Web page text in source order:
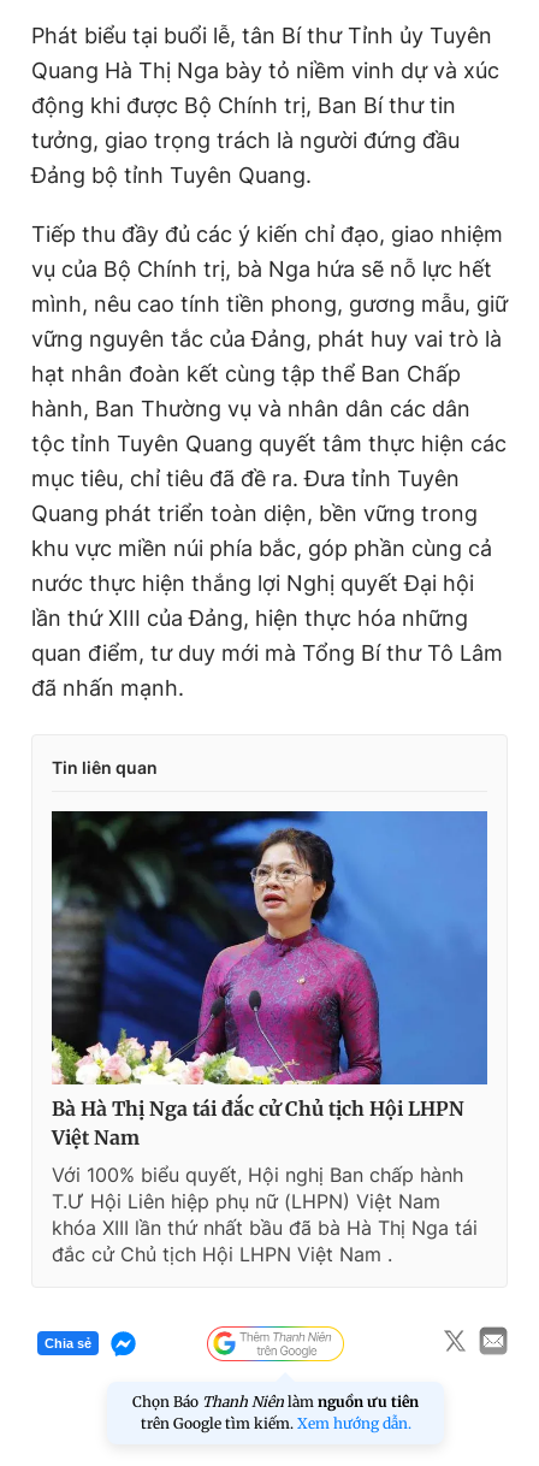
Phát biểu tại buổi lễ, tân Bí thư Tỉnh ủy Tuyên
Quang Hà Thị Nga bày tỏ niềm vinh dự và xúc
động khi được Bộ Chính trị, Ban Bí thư tin
tưởng, giao trọng trách là người đứng đầu
Đảng bộ tỉnh Tuyên Quang.
Tiếp thu đầy đủ các ý kiến chỉ đạo, giao nhiệm
vụ của Bộ Chính trị, bà Nga hứa sẽ nỗ lực hết
mình, nêu cao tính tiền phong, gương mẫu, giữ
vững nguyên tắc của Đảng, phát huy vai trò là
hạt nhân đoàn kết cùng tập thể Ban Chấp
hành, Ban Thường vụ và nhân dân các dân
tộc tỉnh Tuyên Quang quyết tâm thực hiện các
mục tiêu, chỉ tiêu đã đề ra. Đưa tỉnh Tuyên
Quang phát triển toàn diện, bền vững trong
khu vực miền núi phía bắc, góp phần cùng cả
nước thực hiện thắng lợi Nghị quyết Đại hội
lần thứ XIII của Đảng, hiện thực hóa những
quan điểm, tư duy mới mà Tổng Bí thư Tô Lâm
đã nhấn mạnh.
Tin liên quan
Bà Hà Thị Nga tái đắc cử Chủ tịch Hội LHPN
Việt Nam
Với 100% biểu quyết, Hội nghị Ban chấp hành
T.Ư Hội Liên hiệp phụ nữ (LHPN) Việt Nam
khóa XIII lần thứ nhất bầu đã bà Hà Thị Nga tái
đắc cử Chủ tịch Hội LHPN Việt Nam .
Chia sẻ
Chọn Báo Thanh Niên làm nguồn ưu tiên
trên Google tìm kiếm. Xem hướng dẫn.